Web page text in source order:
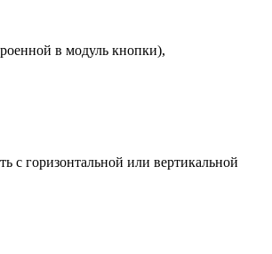
в модуль кнопки),
горизонтальной или вертикальной